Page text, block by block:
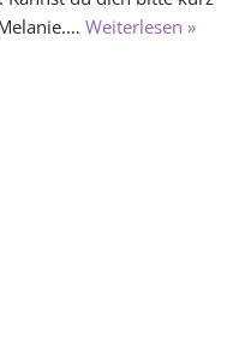
Weiterlesen »